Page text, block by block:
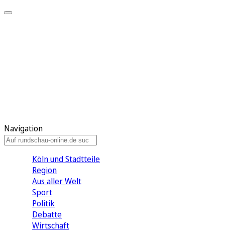
Navigation
Köln und Stadtteile
Region
Aus aller Welt
Sport
Politik
Debatte
Wirtschaft